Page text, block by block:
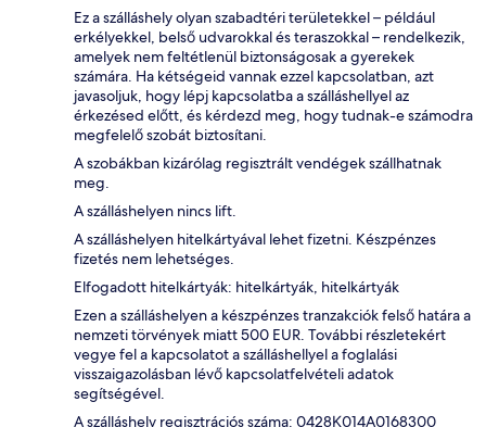
Ez a szálláshely olyan szabadtéri területekkel – például
erkélyekkel, belső udvarokkal és teraszokkal – rendelkezik,
amelyek nem feltétlenül biztonságosak a gyerekek
számára. Ha kétségeid vannak ezzel kapcsolatban, azt
javasoljuk, hogy lépj kapcsolatba a szálláshellyel az
érkezésed előtt, és kérdezd meg, hogy tudnak-e számodra
megfelelő szobát biztosítani.
A szobákban kizárólag regisztrált vendégek szállhatnak
meg.
A szálláshelyen nincs lift.
A szálláshelyen hitelkártyával lehet fizetni. Készpénzes
fizetés nem lehetséges.
Elfogadott hitelkártyák: hitelkártyák, hitelkártyák
Ezen a szálláshelyen a készpénzes tranzakciók felső határa a
nemzeti törvények miatt 500 EUR. További részletekért
vegye fel a kapcsolatot a szálláshellyel a foglalási
visszaigazolásban lévő kapcsolatfelvételi adatok
segítségével.
A szálláshely regisztrációs száma: 0428Κ014A0168300